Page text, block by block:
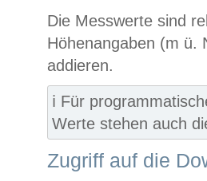
Die Messwerte sind
Höhenangaben (m ü.
addieren.
ℹ️ Für
Werte stehen auch
Zugriff auf die